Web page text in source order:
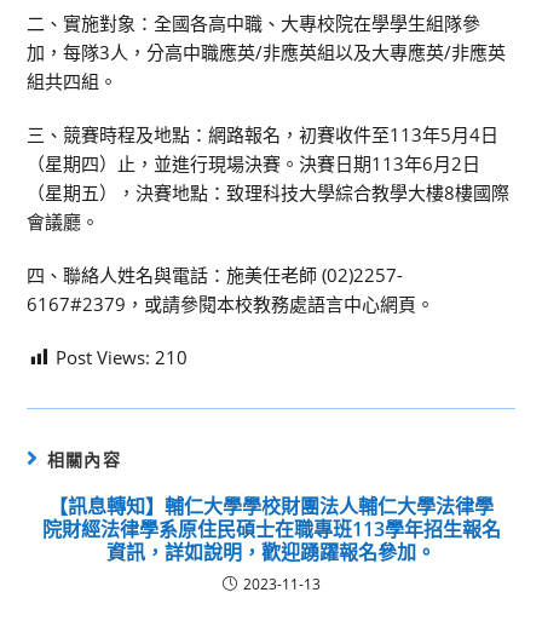
二、實施對象：全國各高中職、大專校院在學學生組隊參
加，每隊3人，分高中職應英/非應英組以及大專應英/非應英
組共四組。
三、競賽時程及地點：網路報名，初賽收件至113年5月4日
（星期四）止，並進行現場決賽。決賽日期113年6月2日
（星期五），決賽地點：致理科技大學綜合教學大樓8樓國際
會議廳。
四、聯絡人姓名與電話：施美任老師 (02)2257-
6167#2379，或請參閱本校教務處語言中心網頁。
Post Views: 210
相關內容
【訊息轉知】輔仁大學學校財團法人輔仁大學法律學
院財經法律學系原住民碩士在職專班113學年招生報名
資訊，詳如說明，歡迎踴躍報名參加。
2023-11-13